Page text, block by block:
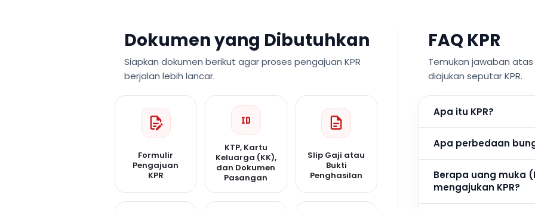
Dokumen yang Dibutuhkan
Siapkan dokumen berikut agar proses pengajuan KPR
berjalan lebih lancar.
Formulir
Pengajuan
KPR
KTP, Kartu
Keluarga (KK),
dan Dokumen
Pasangan
Slip Gaji atau
Bukti
Penghasilan
FAQ KPR
Temukan jawaban
diajukan seputar KPR.
Apa itu KPR?
Apa perbedaan
Berapa uang muka
mengajukan KPR?